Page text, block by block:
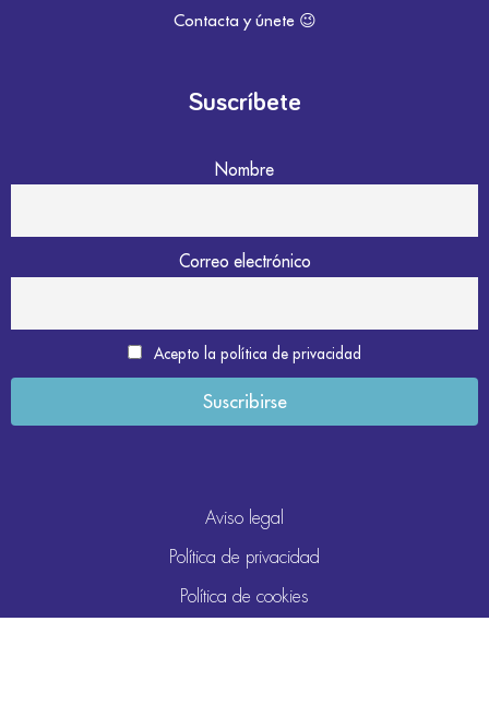
Contacta y únete 😉
Suscríbete
Nombre
Correo electrónico
Acepto la política de privacidad
Aviso legal
Política de privacidad
Política de cookies